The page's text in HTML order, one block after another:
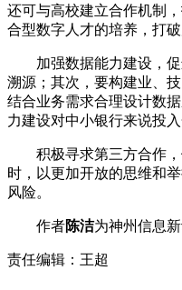
还可与高校建立合作机制
合型数字人才的培养，打
加强数据能力建设，
溯源；其次，要构建业、
结合业务需求合理设计数
力建设对中小银行来说投
积极寻求第三方合作
时，以更加开放的思维和
风险。
作者陈洁为神州信息
责任编辑：王超